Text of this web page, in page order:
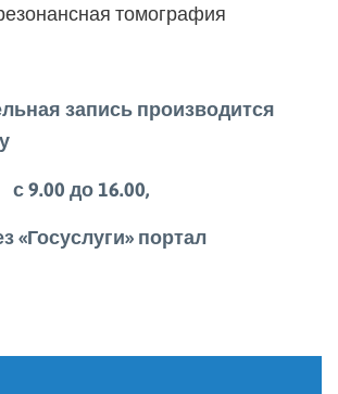
томография
запись производится
9.00 до 16.00,
«Госуслуги» портал